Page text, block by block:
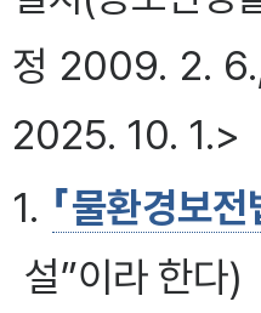
정 2009. 2.
2025. 10. 1.>
1. 「물환경보전
설”이라 한다)